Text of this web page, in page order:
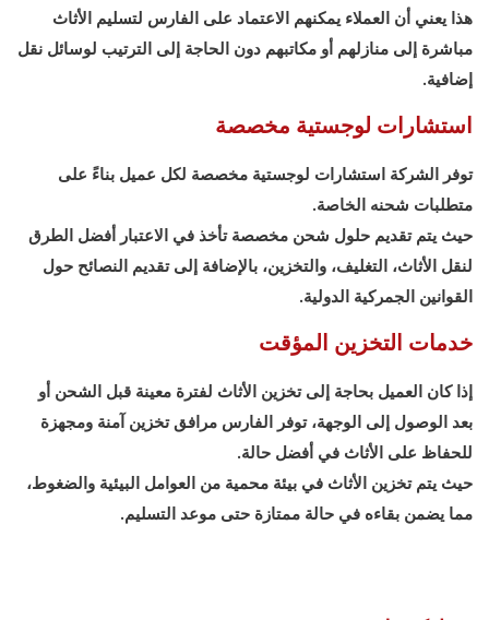
هذا يعني أن العملاء يمكنهم الاعتماد على الفارس لتسليم الأثاث
مباشرة إلى منازلهم أو مكاتبهم دون الحاجة إلى الترتيب لوسائل نقل
إضافية.
استشارات لوجستية مخصصة
توفر الشركة استشارات لوجستية مخصصة لكل عميل بناءً على
متطلبات شحنه الخاصة.
حيث يتم تقديم حلول شحن مخصصة تأخذ في الاعتبار أفضل الطرق
لنقل الأثاث، التغليف، والتخزين، بالإضافة إلى تقديم النصائح حول
القوانين الجمركية الدولية.
خدمات التخزين المؤقت
إذا كان العميل بحاجة إلى تخزين الأثاث لفترة معينة قبل الشحن أو
بعد الوصول إلى الوجهة، توفر الفارس مرافق تخزين آمنة ومجهزة
للحفاظ على الأثاث في أفضل حالة.
حيث يتم تخزين الأثاث في بيئة محمية من العوامل البيئية والضغوط،
مما يضمن بقاءه في حالة ممتازة حتى موعد التسليم.